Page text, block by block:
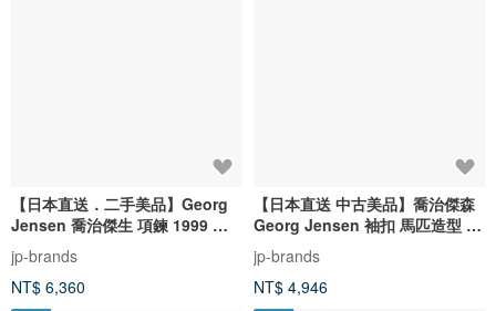
【日本直送．二手美品】Georg
Jensen 喬治傑生 項鍊 1999 年
度墜飾 傳承系列 銀 925
jp-brands
NT$ 6,360
【日本直送 中古美品】喬治傑森
Georg Jensen 袖扣 馬匹造型 設
計編號 63 銀 925
jp-brands
NT$ 4,946